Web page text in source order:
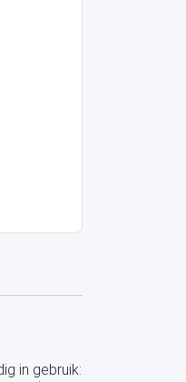
in gebruik: